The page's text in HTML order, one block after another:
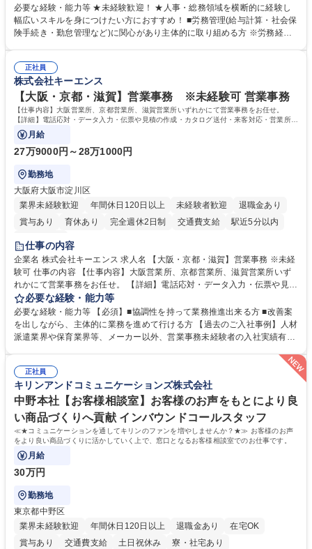
営を支えるゼネラリストをめざせます。 ・初期業務：労働時間管理、給与
計算、社会保険対応、福利厚生管理、安全衛生、健康経営推進等をお任せ
します。ご経験に応じて、休職者管理など、幅広く経験を積んでいただき
幅広く経験を積みたい意欲がある方に最適な環境です。 募集職種 【総
務・人事】未経験歓迎/日立グループ/組織運営を支えるゼネラリストを目
指す
必要な経験・能力等 ★未経験歓迎！ ★人事・総務領域を横断的に経験し
幅広いスキルを身につけたい方におすすめ！ ■労務管理(給与計算・社会保
険手続き・勤怠管理など)に関心があり主体的に取り組める方 ※労務経験
のご経験 ■労務管理（給与計算・社会保険手続き・勤怠管理など）の経験
■衛生管理者の資格をお持ちの方 学歴・資格 学歴：大学院 大学 高専 短大
専修学校 高校 語学力： 資格：
正社員
株式会社キーエンス
【大阪・京都・滋賀】営業事務 ※未経験可 営業事務
【仕事内容】大阪営業所、京都営業所、滋賀営業所いずれかにて営業事務をお任せ。
【詳細】電話応対・データ入力・伝票や見積の作成・カタログ送付・来客対応・営業所内
で発生する事務業務や業務改善をお任せ。
月給
27万9000円～28万1000円
勤務地
大阪府大阪市淀川区
業界未経験歓迎
年間休日120日以上 未経験者歓迎
退職金あり
賞与あり
育休あり 完全週休2日制 交通費支給
駅近5分以内
土日祝休み
仕事の内容
企業名 株式会社キーエンス 求人名 【大阪・京都・滋賀】営業事務 ※未経
験可 仕事の内容 【仕事内容】大阪営業所、京都営業所、滋賀営業所いず
れかにて営業事務をお任せ。 【詳細】電話応対・データ入力・伝票や見積
の作成・カタログ送付・来客対応・営業所内で発生する事務業務や業務改
善をお任せ。 【教育制度】ご入社後、育成担当とペアになりながらOJTに
て業務を覚えていただくことが可能です。業務システムがきちんと構築さ
れているため、スムーズに仕事に慣れることができる環境です。また、
常に改善を目指す風土のため、安心して業務に取り組んでいただけます。
募集職種 【大阪・京都・滋賀】営業事務 ※未経験可
必要な経験・能力等
必要な経験・能力等 【必須】■協調性を持って業務推進出来る方 ■改善案
を出しながら、主体的に業務を進めて行ける方 【過去のご入社事例】人材
派遣業界や保育業界等、メーカー以外、営業事務未経験者の入社実績有
により、キーエンスの付加価値向上に貢献します。ベースの定型業務に加
えて、お客様や社員の状況に合わせ、能動的なサポート、改善の動きも期
待され。組織を支えるスペシャリストとして、チームに貢献し、結果的に
社員から頼られる存在になることができます。平均19:30の退勤以降の業
務の持ち帰りも禁止されており、メリハリのある働き方となります。 学
歴・資格 学歴：大学院 大学 高専 短大 語学力： 資格：
正社員
キリンアンドコミュニケーションズ株式会社
中野本社【お客様相談室】お客様のお声をもとにより良
い商品づくりへ貢献 インバウンドコールスタッフ
≪★コミュニケーションを通してキリンのファンを増やしませんか？★≫ お客様のお声
をより良い商品づくりに活かしていく上で、窓口となるお客様相談室でのお仕事です。
月給
30万円
勤務地
東京都中野区
業界未経験歓迎
年間休日120日以上 退職金あり
在宅OK
賞与あり
交通費支給 土日祝休み 寮・社宅あり